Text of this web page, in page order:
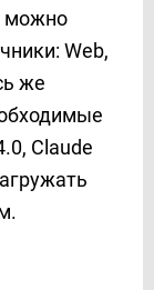
можно
Web,
же
Claude